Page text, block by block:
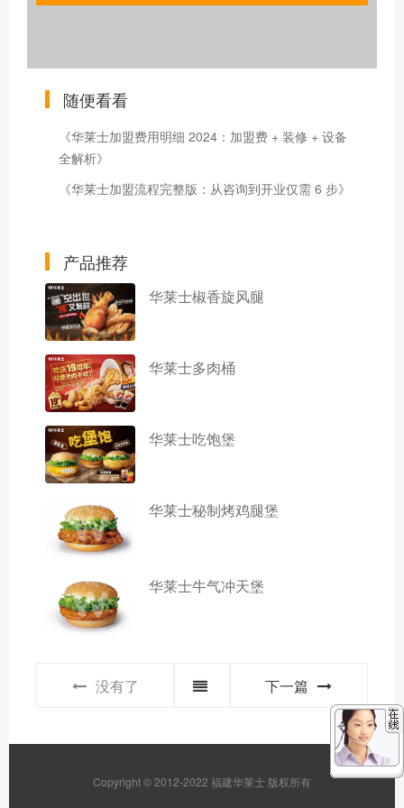
随便看看
​《华莱士加盟费用明细 2024：加盟费 + 装修 + 设备
全解析》
《华莱士加盟流程完整版：从咨询到开业仅需 6 步》
产品推荐
华莱士椒香旋风腿
华莱士多肉桶
华莱士吃饱堡
华莱士秘制烤鸡腿堡
华莱士牛气冲天堡
没有了 下一篇
Copyright © 2012-2022 福建华莱士 版权所有